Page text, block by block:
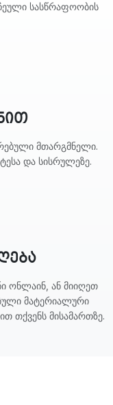
სასწრაფოობის
მთარგმნელი.
და სისრულეზე.
ონლაინ, ან მიიღეთ
მატერიალური
თქვენს მისამართზე.